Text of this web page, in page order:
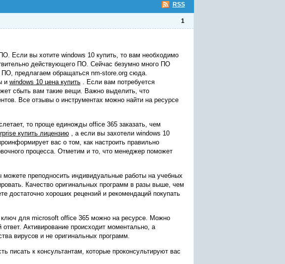
RSS
1
Если вы хотите windows 10 купить, то вам необходимо
действующего ПО. Сейчас безумно много ПО
предлагаем обращаться nm-store.org сюда.
и windows 10 цена купить. Если вам потребуется
сбыть вам такие вещи. Важно выделить, что
Все отзывы о инструментах можно найти на ресурсе
то проще единожды office 365 заказать, чем
купить лицензию, а если вы захотели windows 10
вас о том, как настроить правильно
процесса. Отметим и то, что менеджер поможет
преподносить индивидуальные работы на учебных
Качество оригинальных программ в разы выше, чем
достаточно хороших рецензий и рекомендаций покупать
ключ для microsoft office 365 можно на ресурсе. Можно
Активирование происходит моментально, а
вирусов и не оригинальных программ.
писать к консультантам, которые проконсультируют вас